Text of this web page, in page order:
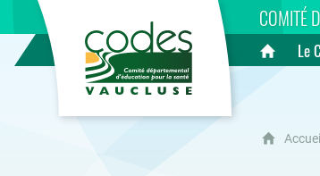
COMITÉ
Accueil
Le
Accueil